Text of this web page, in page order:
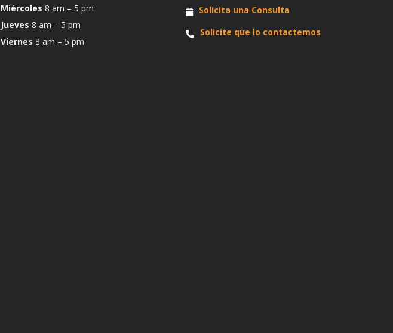
Miércoles 8 am – 5 pm
Jueves 8 am – 5 pm
Viernes 8 am – 5 pm
Solicita una Consulta
Solicite que lo contactemos